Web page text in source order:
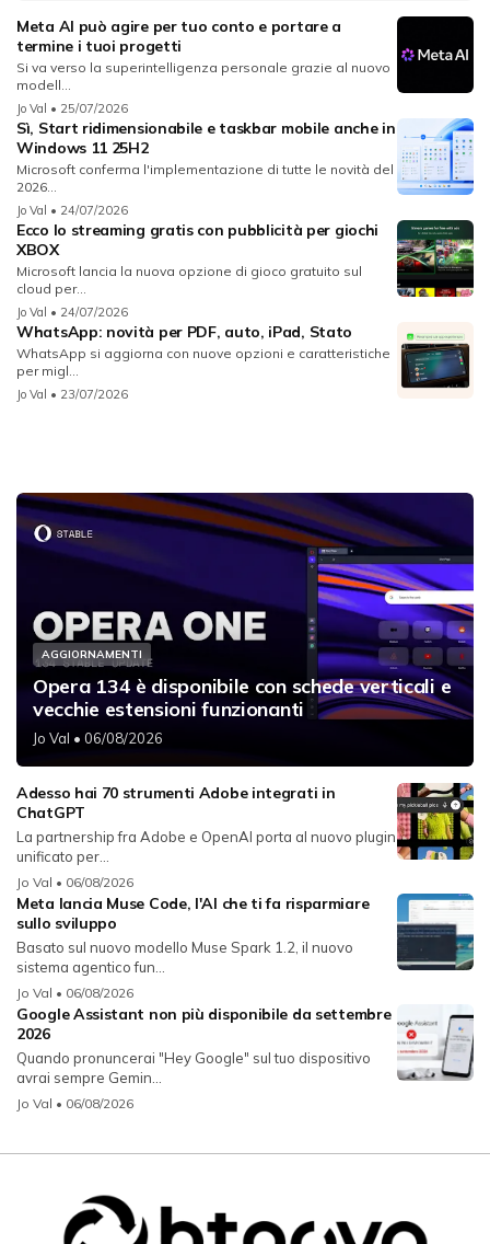
Meta AI può agire per tuo conto e portare a
termine i tuoi progetti
Si va verso la superintelligenza personale grazie al nuovo
modell...
Jo Val • 25/07/2026
Sì, Start ridimensionabile e taskbar mobile anche in
Windows 11 25H2
Microsoft conferma l'implementazione di tutte le novità del
2026...
Jo Val • 24/07/2026
Ecco lo streaming gratis con pubblicità per giochi
XBOX
Microsoft lancia la nuova opzione di gioco gratuito sul
cloud per...
Jo Val • 24/07/2026
WhatsApp: novità per PDF, auto, iPad, Stato
WhatsApp si aggiorna con nuove opzioni e caratteristiche
per migl...
Jo Val • 23/07/2026
AGGIORNAMENTI
Opera 134 è disponibile con schede verticali e
vecchie estensioni funzionanti
Jo Val • 06/08/2026
Adesso hai 70 strumenti Adobe integrati in
ChatGPT
La partnership fra Adobe e OpenAI porta al nuovo plugin
unificato per...
Jo Val • 06/08/2026
Meta lancia Muse Code, l'AI che ti fa risparmiare
sullo sviluppo
Basato sul nuovo modello Muse Spark 1.2, il nuovo
sistema agentico fun...
Jo Val • 06/08/2026
Google Assistant non più disponibile da settembre
2026
Quando pronuncerai "Hey Google" sul tuo dispositivo
avrai sempre Gemin...
Jo Val • 06/08/2026